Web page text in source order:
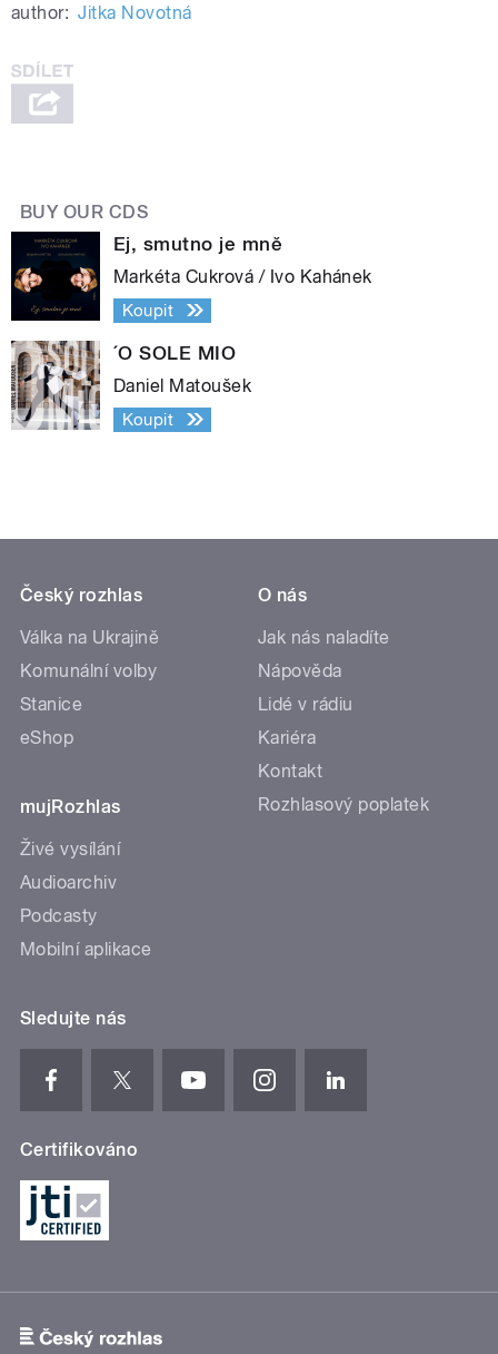
author: Jitka Novotná
BUY OUR CDS
Ej, smutno je mně
Markéta Cukrová / Ivo Kahánek
Koupit
´O SOLE MIO
Daniel Matoušek
Koupit
Český rozhlas
Válka na Ukrajině
Komunální volby
Stanice
eShop
mujRozhlas
Živé vysílání
Audioarchiv
Podcasty
Mobilní aplikace
O nás
Jak nás naladíte
Nápověda
Lidé v rádiu
Kariéra
Kontakt
Rozhlasový poplatek
Sledujte nás
Certifikováno